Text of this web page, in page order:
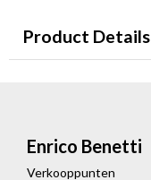
Product Details
Enrico Benetti
Verkooppunten